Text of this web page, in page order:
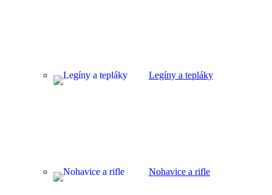
Legíny a tepláky
Nohavice a rifle